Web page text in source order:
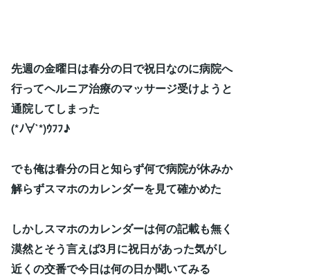
先週の金曜日は春分の日で祝日なのに病院へ
行ってヘルニア治療のマッサージ受けようと
通院してしまった
(*ﾉ∀`*)ｳﾌﾌ♪
でも俺は春分の日と知らず何で病院が休みか
解らずスマホのカレンダーを見て確かめた
しかしスマホのカレンダーは何の記載も無く
漠然とそう言えば3月に祝日があった気がし
近くの交番で今日は何の日か聞いてみる